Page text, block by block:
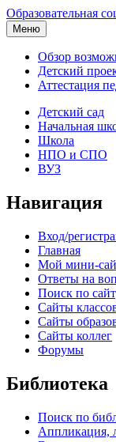
Образовательная
Меню
Обзор
Детский
Аттестация
Детский сад
Начальная
Школа
НПО и СПО
ВУЗ
Навигация
Вход/
Главная
Мой мини-
Ответы на
Поиск по
Сайты
Сайты
Сайты коллег
Форумы
Библиотека
Поиск по
Аппликация,